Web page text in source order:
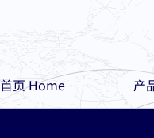
首页 Home 产